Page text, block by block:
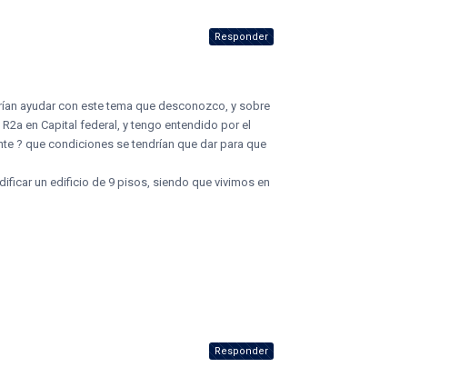
ayudar con este tema que desconozco, y sobre
en Capital federal, y tengo entendido por el
? que condiciones se tendrían que dar para que
un edificio de 9 pisos, siendo que vivimos en
Responder
Responder